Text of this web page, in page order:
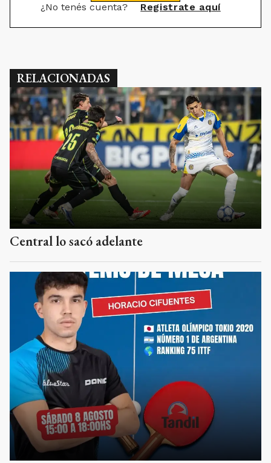
¿No tenés cuenta? Registrate aquí
RELACIONADAS
Central lo sacó adelante